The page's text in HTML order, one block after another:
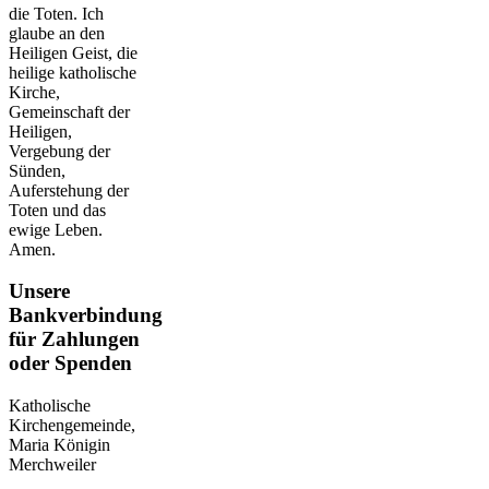
die Toten. Ich
glaube an den
Heiligen Geist, die
heilige katholische
Kirche,
Gemeinschaft der
Heiligen,
Vergebung der
Sünden,
Auferstehung der
Toten und das
ewige Leben.
Amen.
Unsere
Bankverbindung
für Zahlungen
oder Spenden
Katholische
Kirchengemeinde,
Maria Königin
Merchweiler